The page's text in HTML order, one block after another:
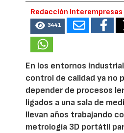
Redacción Interempresas
3441
En los entornos
control de calidad ya no
depender de procesos
ligados a una sala de
llevan años trabajando
metrología 3D portátil